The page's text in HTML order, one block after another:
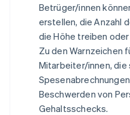
Betrüger/innen
erstellen, die Anzahl
die Höhe treiben
Zu den Warnzeichen
Mitarbeiter/innen, die
Beschwerden von
Gehaltsschecks.